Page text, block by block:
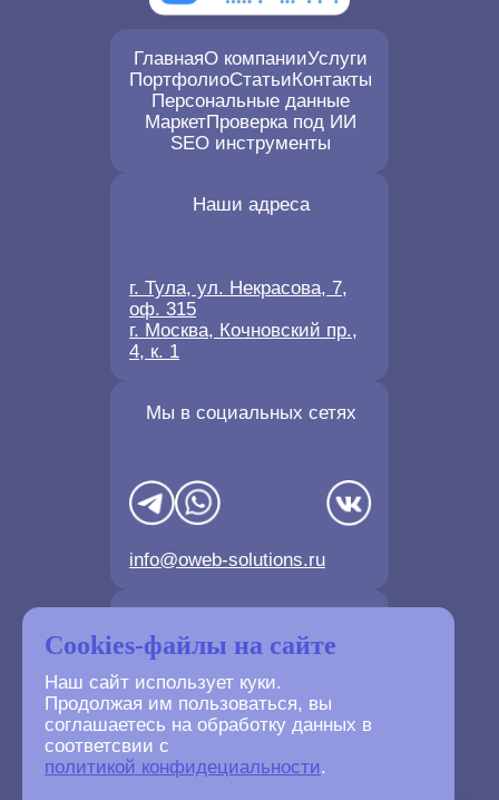
Cookies-файлы на сайте
Наш сайт использует куки.
Продолжая им пользоваться, вы
соглашаетесь на обработку данных в
соответсвии с
политикой конфидециальности.
ГлавнаяО компанииУслуги
ПортфолиоСтатьиКонтакты
Персональные данные
МаркетПроверка под ИИ
SEO инструменты
Мы в социальных сетях
info@oweb-solutions.ru
Наши адреса
г. Тула, ул. Некрасова, 7,
оф. 315
г. Москва, Кочновский пр.,
4, к. 1
+7(4872) 702-730
+7(499) 677-61-84